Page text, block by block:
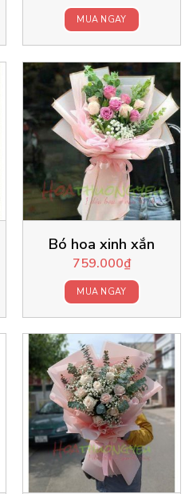
MUA NGAY
Bó hoa xinh xắn
759.000₫
MUA NGAY